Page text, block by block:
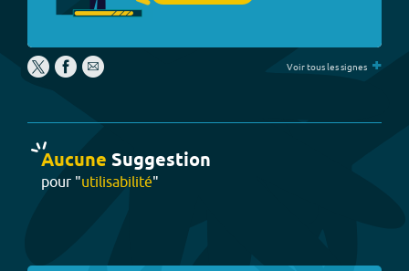
Voir tous les signes +
Aucune Suggestion
pour "utilisabilité"